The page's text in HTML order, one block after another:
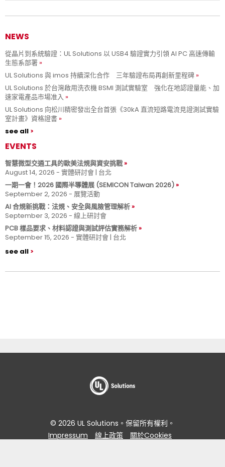
NEWS
從晶片到系統驗證：UL Solutions 以 USB4 驗證實力引領 AI PC 高速傳輸
生態系部署
UL Solutions 與 imos 持續深化合作 三年驗證布局再創新里程碑
UL Solutions 於台灣啟用洗衣機 BSMI 測試實驗室 強化在地認證量能、加
速家電產品市場准入
UL Solutions 向松川精密發出全台首張《30kA 直流短路電流見證測試實驗
室計畫》資格證書
see all
EVENTS
智慧微型交通工具的歐美法規與資安挑戰
August 14, 2026 - 實體研討會 | 台北
一期一會！2026 國際半導體展 (SEMICON Taiwan 2026)
September 2, 2026 - 展覽活動
AI 合規新挑戰：法規、安全與風險管理解析
September 3, 2026 - 線上研討會
PCB 樣品要求、材料認證與測試評估實務解析
September 15, 2026 - 實體研討會 | 台北
see all
© 2026 UL Solutions。保留所有權利。
Impressum
線上政策
關於Cookies